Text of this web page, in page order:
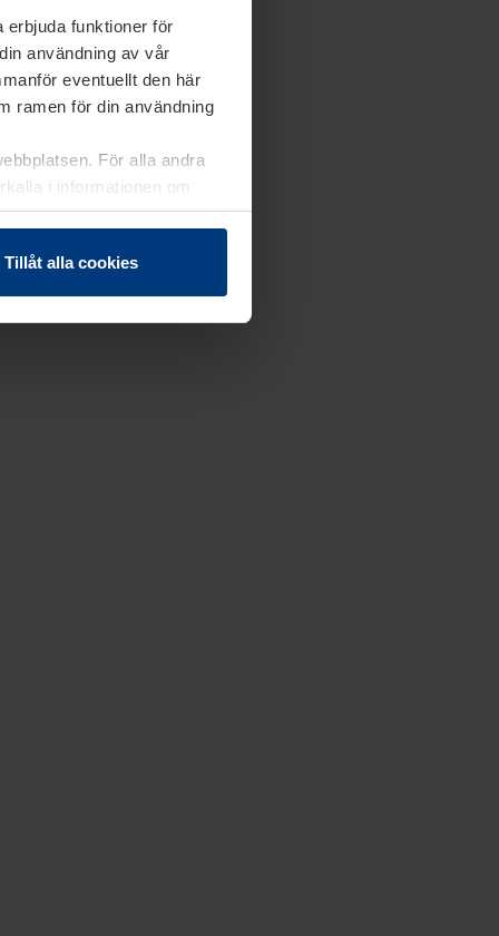
erbjuda funktioner för
användning av vår
eventuellt den här
ramen för din användning
För alla andra
i informationen om
Tillåt alla cookies